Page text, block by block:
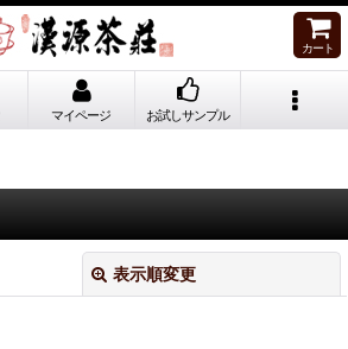
カート
マイページ お試しサンプル
表示順変更